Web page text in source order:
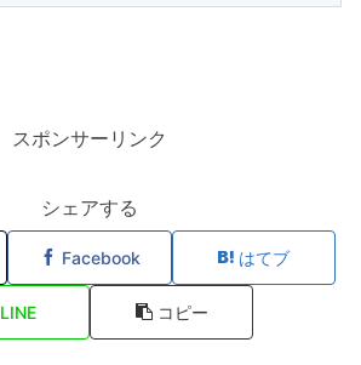
スポンサーリンク
シェアする
Facebook はてブ
LINE コピー